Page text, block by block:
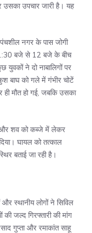
उपचार जारी है। यह
नगर के पास जोगी
बजे से 12 बजे के बीच
ने दो नाबालिगों पर
बाघ को गले में गंभीर चोटें
मौत हो गई, जबकि उसका
और शव को कब्जे में लेकर
घायल को तत्काल
बताई जा रही है।
स्थानीय लोगों ने सिविल
जल्द गिरफ्तारी की मांग
गुप्ता और रमाकांत साहू